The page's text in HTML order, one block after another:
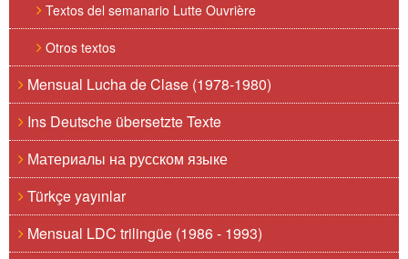
Textos del semanario Lutte Ouvrière
Otros textos
Mensual Lucha de Clase (1978-1980)
Ins Deutsche übersetzte Texte
Материалы на русском языке
Türkçe yayınlar
Mensual LDC trilingüe (1986 - 1993)